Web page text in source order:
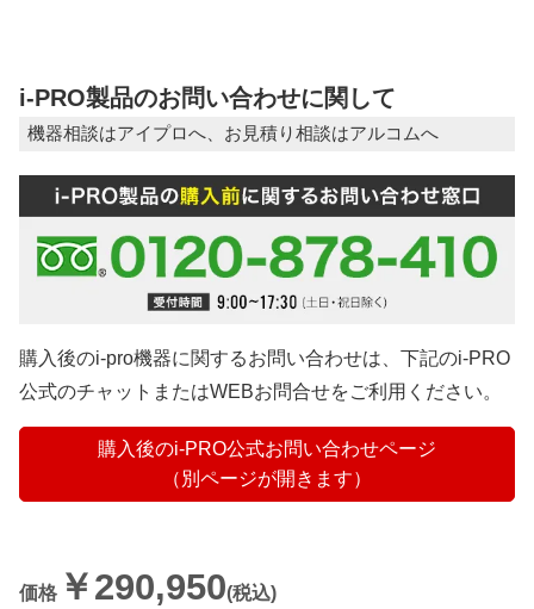
i-PRO製品のお問い合わせに関して
機器相談はアイプロへ、お見積り相談はアルコムへ
購入後のi-pro機器に関するお問い合わせは、下記のi-PRO
公式のチャットまたはWEBお問合せをご利用ください。
購入後のi-PRO公式お問い合わせページ
（別ページが開きます）
価格 ￥290,950(税込)